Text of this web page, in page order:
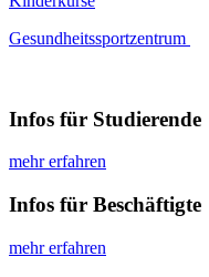
Gesundheitssportzentrum
Infos für Studierende
mehr erfahren
Infos für Beschäftigte
mehr erfahren